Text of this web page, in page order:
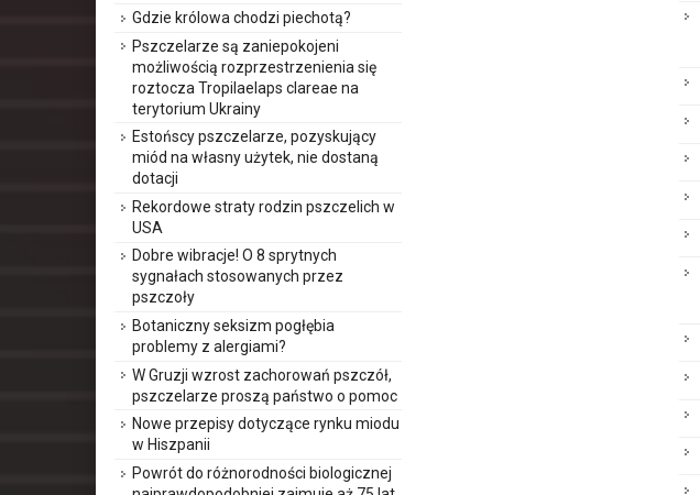
Gdzie królowa chodzi piechotą?
Pszczelarze są zaniepokojeni
możliwością rozprzestrzenienia się
roztocza Tropilaelaps clareae na
terytorium Ukrainy
Estońscy pszczelarze, pozyskujący
miód na własny użytek, nie dostaną
dotacji
Rekordowe straty rodzin pszczelich w
USA
Dobre wibracje! O 8 sprytnych
sygnałach stosowanych przez
pszczoły
Botaniczny seksizm pogłębia
problemy z alergiami?
W Gruzji wzrost zachorowań pszczół,
pszczelarze proszą państwo o pomoc
Nowe przepisy dotyczące rynku miodu
w Hiszpanii
Powrót do różnorodności biologicznej